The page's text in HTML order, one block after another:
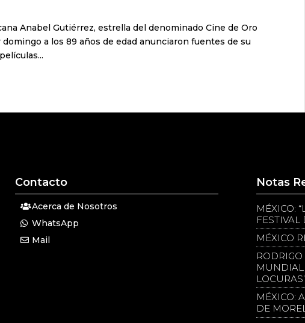
Anabel Gutiérrez, estrella del denominado Cine de Oro
a los 89 años de edad anunciaron fuentes de su
Contacto
Acerca de Nosotros
WhatsApp
Mail
Notas
MÉXICO:
MÉXICO
MÉXICO:
DE